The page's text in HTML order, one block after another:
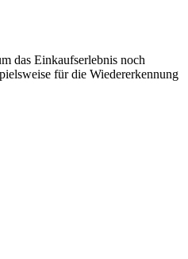
das Einkaufserlebnis noch
für die Wiedererkennung